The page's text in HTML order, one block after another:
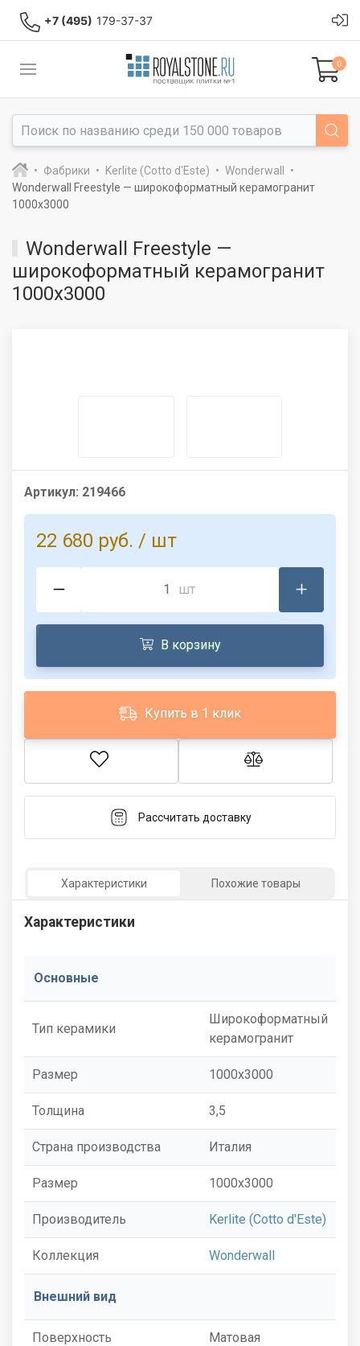
+7 (495) 179-37-37
0
Фабрики Kerlite (Cotto d'Este)
Wonderwall
Wonderwall Freestyle — широкоформатный керамогранит
1000x3000
Wonderwall Freestyle —
широкоформатный керамогранит
1000x3000
Артикул: 219466
22 680 руб. / шт
шт
В корзину
Купить в 1 клик
Рассчитать доставку
Характеристики Похожие товары
Характеристики
Основные
Тип керамики
Широкоформатный
керамогранит
Размер 1000x3000
Толщина 3,5
Страна производства Италия
Размер 1000x3000
Производитель Kerlite (Cotto d'Este)
Коллекция Wonderwall
Внешний вид
Поверхность Матовая